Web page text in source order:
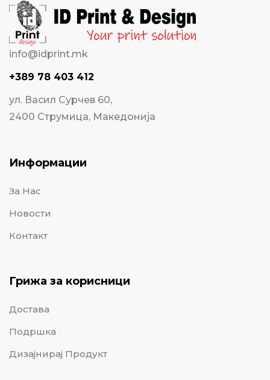
info@idprint.mk
+389 78 403 412
ул. Васил Сурчев 60,
2400 Струмица, Македонија
Информации
За Нас
Новости
Контакт
Грижа за корисници
Достава
Подршка
Дизајнирај Продукт